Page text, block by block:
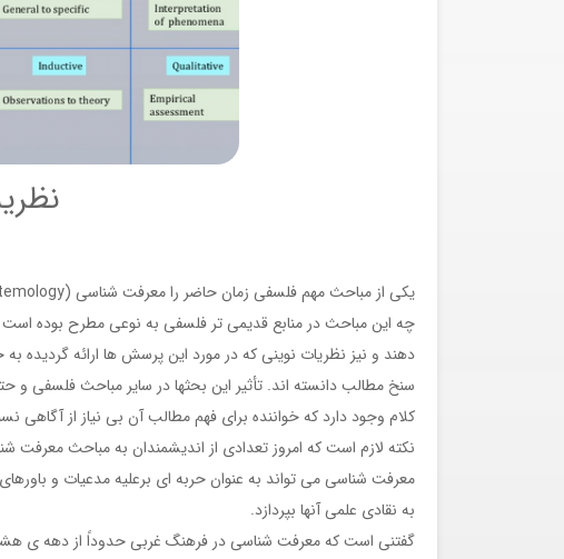
چه این مباحث در منابع قدیمی‏ تر فلسفی به نوعی مطرح بوده
دهند و نیز نظریات نوینی که در مورد این پرسش ‏ها ارائه
سنخ مطالب دانسته ‏اند. تأثیر این بحث‏ها در سایر مباحث فلسفی
کلام وجود دارد که خواننده برای فهم مطالب آن بی‏ نیاز از
نکته لازم است که امروز تعدادی از اندیشمندان به مباحث
معرفت شناسی می‏ تواند به عنوان حربه ‏ای برعلیه مدعیات و باورهای
به نقادی علمی آنها بپردازد.
گفتنی است که معرفت‏ شناسی در فرهنگ غربی حدوداً از دهه‏ ی